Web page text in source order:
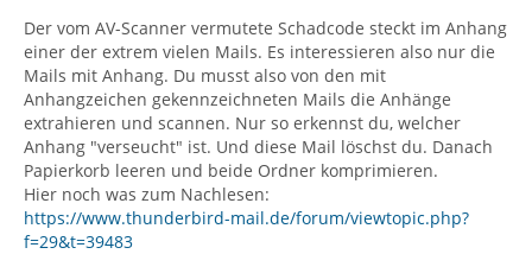
Der vom AV-Scanner vermutete Schadcode steckt im Anhang
einer der extrem vielen Mails. Es interessieren also nur die
Mails mit Anhang. Du musst also von den mit
Anhangzeichen gekennzeichneten Mails die Anhänge
extrahieren und scannen. Nur so erkennst du, welcher
Anhang "verseucht" ist. Und diese Mail löschst du. Danach
Papierkorb leeren und beide Ordner komprimieren.
Hier noch was zum Nachlesen:
https://www.thunderbird-mail.de/forum/viewtopic.php?
f=29&t=39483